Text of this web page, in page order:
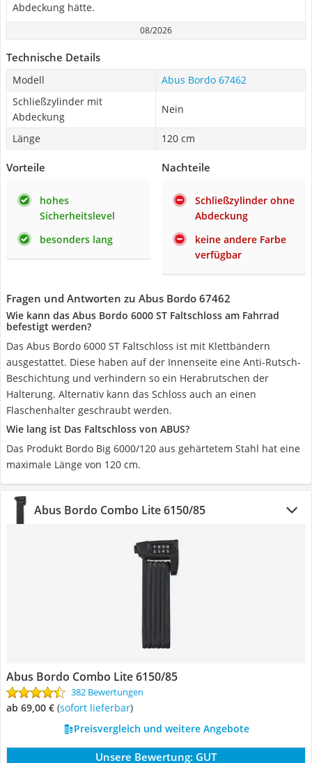
Abdeckung hätte.
08/2026
Technische Details
Modell
Abus Bordo 67462
Schließzylinder mit
Abdeckung
Nein
Länge 120 cm
Vorteile
hohes
Sicherheitslevel
besonders lang
Nachteile
Schließzylinder ohne
Abdeckung
keine andere Farbe
verfügbar
Fragen und Antworten zu Abus Bordo 67462
Wie kann das Abus Bordo 6000 ST Faltschloss am Fahrrad
befestigt werden?
Das Abus Bordo 6000 ST Faltschloss ist mit Klettbändern
ausgestattet. Diese haben auf der Innenseite eine Anti-Rutsch-
Beschichtung und verhindern so ein Herabrutschen der
Halterung. Alternativ kann das Schloss auch an einen
Flaschenhalter geschraubt werden.
Wie lang ist Das Faltschloss von ABUS?
Das Produkt Bordo Big 6000/120 aus gehärtetem Stahl hat eine
maximale Länge von 120 cm.
Abus Bordo Combo Lite 6150/85
Abus Bordo Combo Lite 6150/85
382 Bewertungen
ab 69,00 € ( Sofort lieferbar)
Preisvergleich und weitere Angebote
Unsere Bewertung: GUT